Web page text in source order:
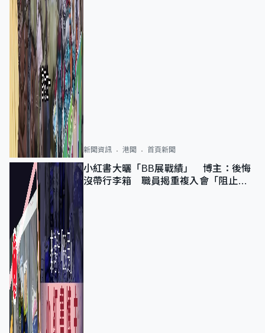
新聞資訊 港聞 首頁新聞
小紅書大曬「BB展戰績」 博主：後悔
沒帶行李箱 職員揭重複入會「阻止唔